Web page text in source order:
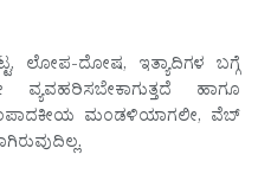
ಲೋಪ-ದೋಷ, ಇತ್ಯಾದಿಗಳ ಬಗ್ಗೆ
ವ್ಯವಹರಿಸಬೇಕಾಗುತ್ತದೆ ಹಾಗೂ
ಮಂಡಳಿಯಾಗಲೀ, ವೆಬ್